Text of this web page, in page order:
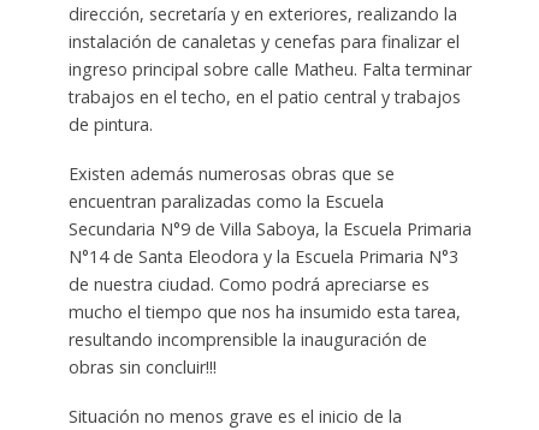
dirección, secretaría y en exteriores, realizando la
instalación de canaletas y cenefas para finalizar el
ingreso principal sobre calle Matheu. Falta terminar
trabajos en el techo, en el patio central y trabajos
de pintura.
Existen además numerosas obras que se
encuentran paralizadas como la Escuela
Secundaria N°9 de Villa Saboya, la Escuela Primaria
N°14 de Santa Eleodora y la Escuela Primaria N°3
de nuestra ciudad. Como podrá apreciarse es
mucho el tiempo que nos ha insumido esta tarea,
resultando incomprensible la inauguración de
obras sin concluir!!!
Situación no menos grave es el inicio de la